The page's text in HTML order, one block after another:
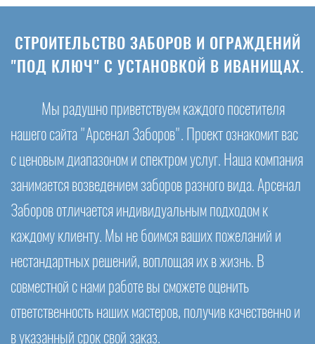
СТРОИТЕЛЬСТВО ЗАБОРОВ И ОГРАЖДЕНИЙ
"ПОД КЛЮЧ" С УСТАНОВКОЙ В ИВАНИЩАХ.
Мы радушно приветствуем каждого посетителя
нашего сайта "Арсенал Заборов". Проект ознакомит вас
с ценовым диапазоном и спектром услуг. Наша компания
занимается возведением заборов разного вида. Арсенал
Заборов отличается индивидуальным подходом к
каждому клиенту. Мы не боимся ваших пожеланий и
нестандартных решений, воплощая их в жизнь. В
совместной с нами работе вы сможете оценить
ответственность наших мастеров, получив качественно и
в указанный срок свой заказ.